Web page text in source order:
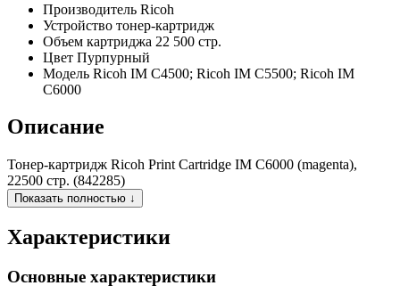
Производитель Ricoh
Устройство тонер-картридж
Объем картриджа 22 500 стр.
Цвет Пурпурный
Модель Ricoh IM C4500; Ricoh IM C5500; Ricoh IM
C6000
Описание
Тонер-картридж Ricoh Print Cartridge IM C6000 (magenta),
22500 стр. (842285)
Показать полностью ↓
Характеристики
Основные характеристики